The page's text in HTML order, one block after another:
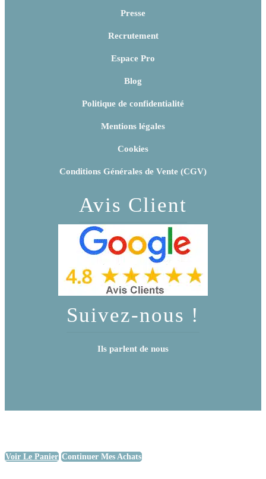
Presse
Recrutement
Espace Pro
Blog
Politique de confidentialité
Mentions légales
Cookies
Conditions Générales de Vente (CGV)
Avis Client
Suivez-nous !
Ils parlent de nous
Voir Le Panier Continuer Mes Achats